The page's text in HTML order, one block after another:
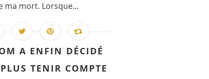
ma mort. Lorsque...
A ENFIN DÉCIDÉ
TENIR COMPTE